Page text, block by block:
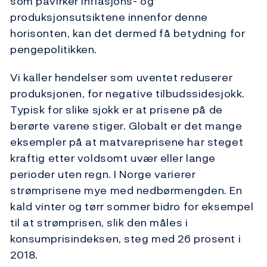
produksjonsutsiktene innenfor denne
horisonten, kan det dermed få betydning for
pengepolitikken.
Vi kaller hendelser som uventet reduserer
produksjonen, for negative tilbudssidesjokk.
Typisk for slike sjokk er at prisene på de
berørte varene stiger. Globalt er det mange
eksempler på at matvareprisene har steget
kraftig etter voldsomt uvær eller lange
perioder uten regn. I Norge varierer
strømprisene mye med nedbørmengden. En
kald vinter og tørr sommer bidro for eksempel
til at strømprisen, slik den måles i
konsumprisindeksen, steg med 26 prosent i
2018.